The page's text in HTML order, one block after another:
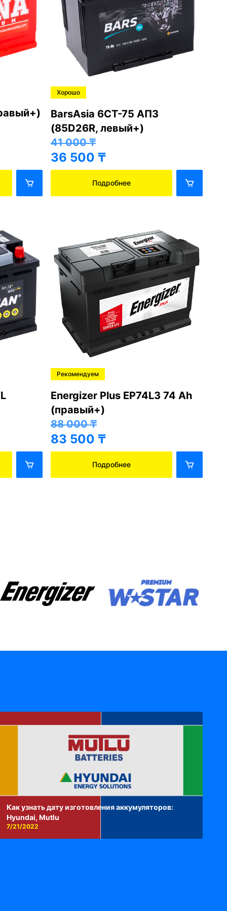
Хорошо
BarsAsia 6СТ-75 АПЗ
(85D26R, левый+)
41 000₸
36 500 ₸
Подробнее
Рекомендуем
Energizer Plus EP74L3 74 Ah
(правый+)
88 000₸
83 500 ₸
Подробнее
Как узнать дату изготовления аккумуляторов:
Hyundai, Mutlu
7/21/2022